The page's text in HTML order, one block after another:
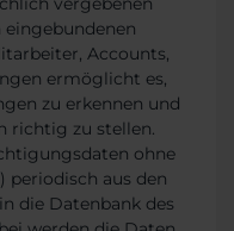
Accounts,
ermöglicht es,
zu erkennen und
richtig zu stellen.
ohne
periodisch aus den
die Datenbank des